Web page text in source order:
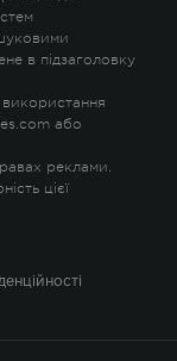
в підзаголовку
або
реклами.
цієї